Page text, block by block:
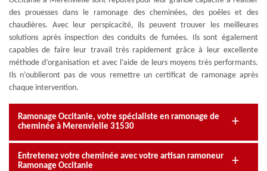
des prouesses dans le ramonage des cheminées, des poêles et des
chaudières. Avec leur perspicacité, ils peuvent trouver les meilleures
solutions après inspection des conduits de fumées. Ils sont également
capables de faire leur travail très rapidement grâce à leur excellente
méthode d’organisation et avec l’aide de leurs moyens très performants.
Ils n’oublieront pas de vous remettre un certificat de ramonage après
chaque intervention.
Ramonage Occitanie, votre spécialiste en ramonage de
cheminée à Merenvielle 31530
Entretenez votre cheminée avec votre artisan ramoneur
Ramonage Occitanie